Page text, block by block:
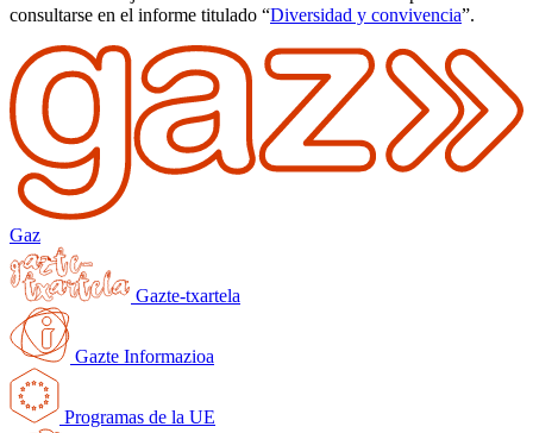
consultarse en el informe titulado “Diversidad y convivencia”.
Gaz
Gazte-txartela
Gazte Informazioa
Programas de la UE